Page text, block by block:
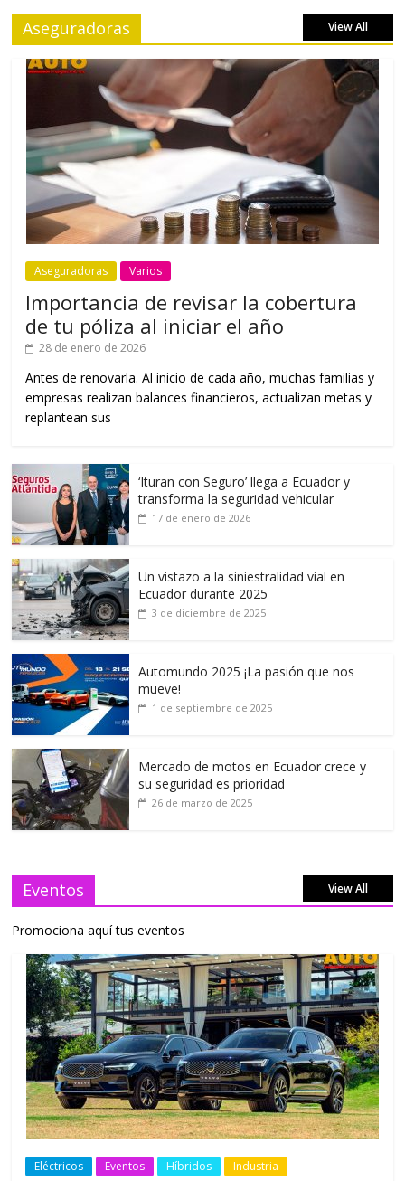
Aseguradoras View All
Aseguradoras Varios
Importancia de revisar la cobertura
de tu póliza al iniciar el año
28 de enero de 2026
Antes de renovarla. Al inicio de cada año, muchas familias y
empresas realizan balances financieros, actualizan metas y
replantean sus
‘Ituran con Seguro’ llega a Ecuador y
transforma la seguridad vehicular
17 de enero de 2026
Un vistazo a la siniestralidad vial en
Ecuador durante 2025
3 de diciembre de 2025
Automundo 2025 ¡La pasión que nos
mueve!
1 de septiembre de 2025
Mercado de motos en Ecuador crece y
su seguridad es prioridad
26 de marzo de 2025
Eventos View All
Promociona aquí tus eventos
Eléctricos Eventos Híbridos Industria